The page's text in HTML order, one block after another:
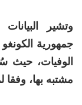
وتشير
جمهورية
مشتبه بها، وفقا